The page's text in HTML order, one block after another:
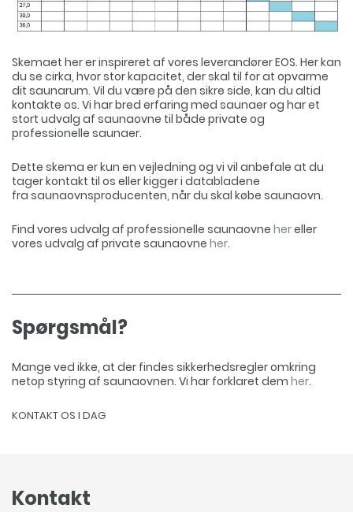
Skemaet her er inspireret af vores leverandører EOS. Her kan
du se cirka, hvor stor kapacitet, der skal til for at opvarme
dit saunarum. Vil du være på den sikre side, kan du altid
kontakte os. Vi har bred erfaring med saunaer og har et
stort udvalg af saunaovne til både private og
professionelle saunaer.
Dette skema er kun en vejledning og vi vil anbefale at du
tager kontakt til os eller kigger i databladene
fra saunaovnsproducenten, når du skal købe saunaovn.
Find vores udvalg af professionelle saunaovne hereller
vores udvalg af private saunaovne her.
Spørgsmål?
Mange ved ikke, at der findes sikkerhedsregler omkring
netop styring af saunaovnen. Vi har forklaret dem her.
KONTAKT OS I DAG
Kontakt